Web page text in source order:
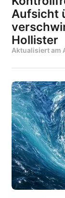
Aufsicht
Hollister
Aktualisiert am